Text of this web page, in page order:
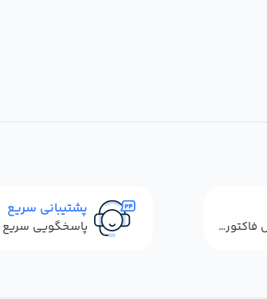
امکان پرداخت کل فاکتور در محل
پشتیبانی سریع